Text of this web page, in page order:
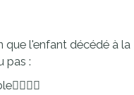
que l'enfant décédé à la
pas :